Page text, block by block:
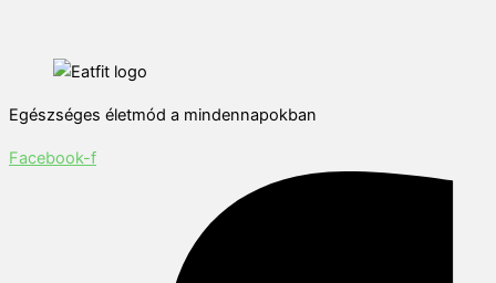
Egészséges életmód a mindennapokban
Facebook-f